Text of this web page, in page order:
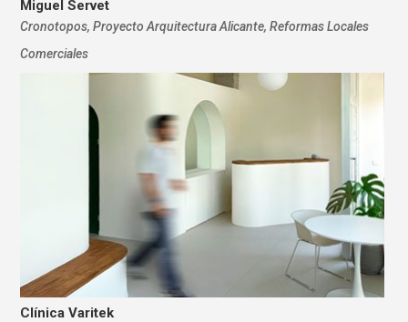
Miguel Servet
Cronotopos,Proyecto Arquitectura Alicante,Reformas Locales
Comerciales
Clínica Varitek